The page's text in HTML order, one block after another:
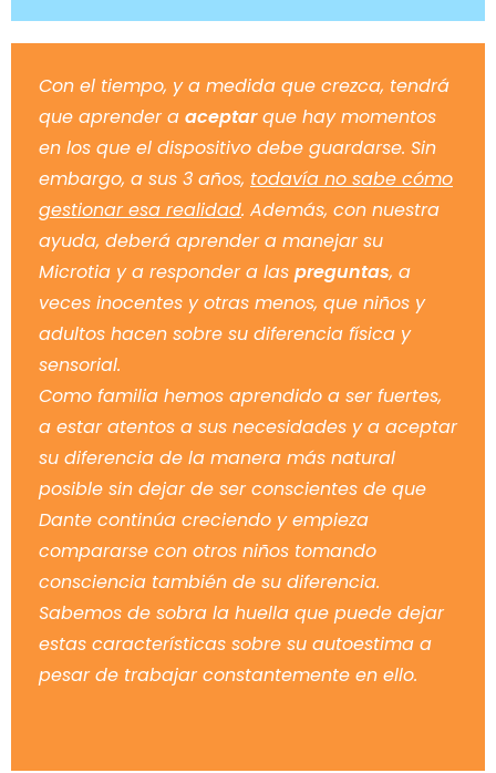
Con el tiempo, y a medida que crezca, tendrá
que aprender a aceptarque hay momentos
en los que el dispositivo debe guardarse. Sin
embargo, a sus 3 años, todavía no sabe cómo
gestionar esa realidad. Además, con nuestra
ayuda, deberá aprender a manejar su
Microtia y a responder a las preguntas, a
veces inocentes y otras menos, que niños y
adultos hacen sobre su diferencia física y
sensorial.
Como familia hemos aprendido a ser fuertes,
a estar atentos a sus necesidades y a aceptar
su diferencia de la manera más natural
posible sin dejar de ser conscientes de que
Dante continúa creciendo y empieza
compararse con otros niños tomando
consciencia también de su diferencia.
Sabemos de sobra la huella que puede dejar
estas características sobre su autoestima a
pesar de trabajar constantemente en ello.